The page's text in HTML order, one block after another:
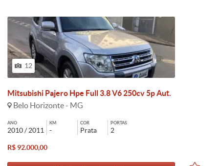
12
Mitsubishi Pajero Hpe Full 3.8 V6 250cv 5p Aut.
Belo Horizonte - MG
ANO
2010 / 2011
KM
-
COR
Prata
PORTAS
2
R$ 92.000,00